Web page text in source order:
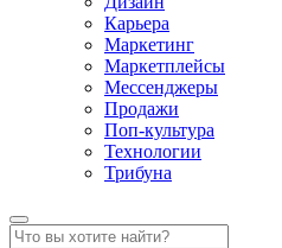
Карьера
Маркетинг
Маркетплейсы
Мессенджеры
Продажи
Поп-культура
Технологии
Трибуна